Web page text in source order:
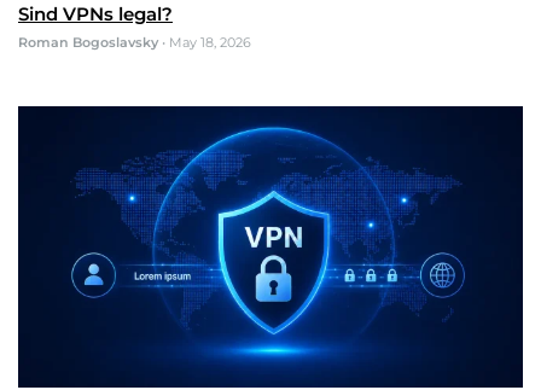
Sind VPNs legal?
Roman Bogoslavsky • May 18, 2026